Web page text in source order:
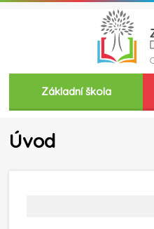
Základní škola
Úvod